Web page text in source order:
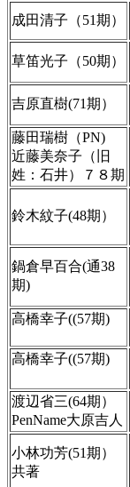
成田清子（51期）
草笛光子（50期）
吉原直樹(71期）
藤田瑞樹（PN)
近藤美奈子（旧
姓：石井）７８期
鈴木紋子(48期）
鍋倉早百合(通38
期)
高橋幸子((57期)
高橋幸子((57期)
渡辺省三(64期）
PenName大原吉人
小林功芳(51期）
共著